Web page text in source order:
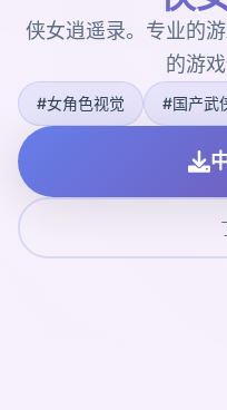
侠女逍遥录。专业的
的游戏
#女角色视觉 #国产武